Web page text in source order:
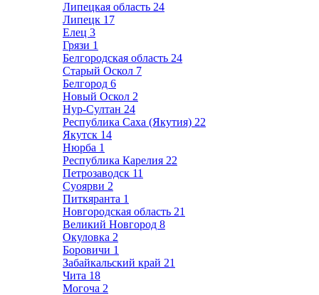
Липецкая область 24
Липецк 17
Елец 3
Грязи 1
Белгородская область 24
Старый Оскол 7
Белгород 6
Новый Оскол 2
Нур-Султан 24
Республика Саха (Якутия) 22
Якутск 14
Нюрба 1
Республика Карелия 22
Петрозаводск 11
Суоярви 2
Питкяранта 1
Новгородская область 21
Великий Новгород 8
Окуловка 2
Боровичи 1
Забайкальский край 21
Чита 18
Могоча 2